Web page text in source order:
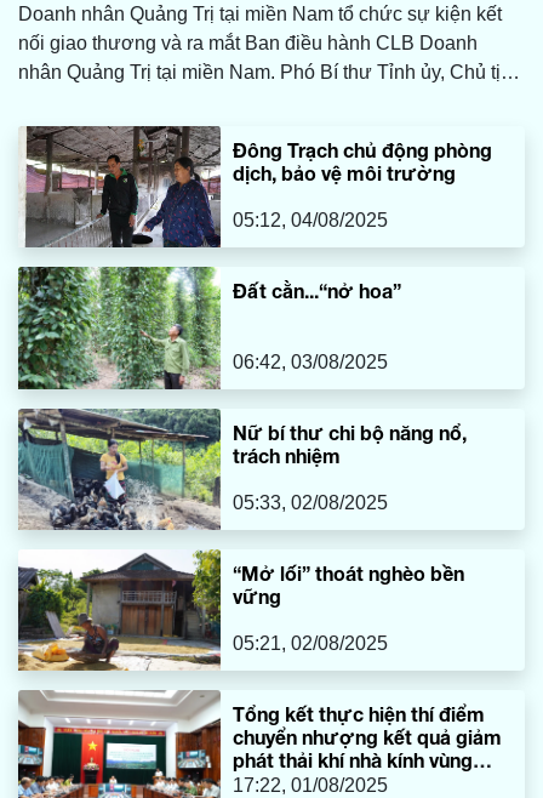
Doanh nhân Quảng Trị tại miền Nam tổ chức sự kiện kết
nối giao thương và ra mắt Ban điều hành CLB Doanh
nhân Quảng Trị tại miền Nam. Phó Bí thư Tỉnh ủy, Chủ tịch
Lê Đức Tiến; đại diện lãnh đạo các sở, ban, ngành cùng
đông đảo doanh nghiệp, doanh nhân Quảng Trị tại TP. Hồ
Chí Minh và các tỉnh miền Nam tham dự.
Đông Trạch chủ động phòng
dịch, bảo vệ môi trường
05:12, 04/08/2025
Đất cằn...“nở hoa”
06:42, 03/08/2025
Nữ bí thư chi bộ năng nổ,
trách nhiệm
05:33, 02/08/2025
“Mở lối” thoát nghèo bền
vững
05:21, 02/08/2025
Tổng kết thực hiện thí điểm
chuyển nhượng kết quả giảm
phát thải khí nhà kính vùng
Bắc Trung Bộ
17:22, 01/08/2025